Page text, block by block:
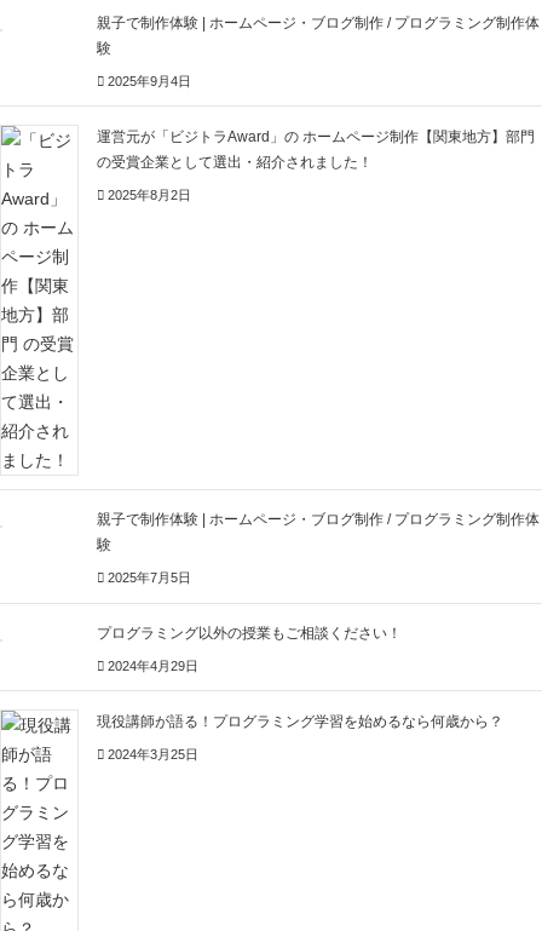
親子で制作体験 | ホームページ・ブログ制作 / プログラミング制作体
験
2025年9月4日
運営元が「ビジトラAward」の ホームページ制作【関東地方】部門
の受賞企業として選出・紹介されました！
2025年8月2日
親子で制作体験 | ホームページ・ブログ制作 / プログラミング制作体
験
2025年7月5日
プログラミング以外の授業もご相談ください！
2024年4月29日
現役講師が語る！プログラミング学習を始めるなら何歳から？
2024年3月25日